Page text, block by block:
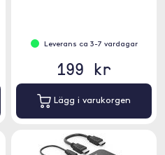
Leverans ca 3-7 vardagar
199 kr
Lägg i varukorgen